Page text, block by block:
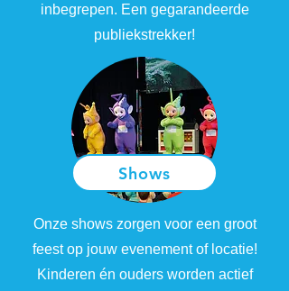
inbegrepen. Een gegarandeerde
publiekstrekker!
Shows
Onze shows zorgen voor een groot
feest op jouw evenement of locatie!
Kinderen én ouders worden actief